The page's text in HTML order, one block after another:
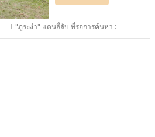
"ภูระงำ" แดนลี้ลับ ที่รอการค้นหา :